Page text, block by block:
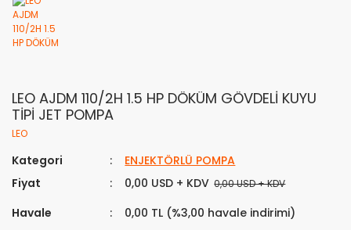
LEO AJDM 110/2H 1.5 HP DÖKÜM GÖVDELİ KUYU
TİPİ JET POMPA
LEO
Kategori
ENJEKTÖRLÜ POMPA
Fiyat
0,00 USD + KDV 0,00 USD + KDV
Havale 0,00 TL (%3,00 havale indirimi)